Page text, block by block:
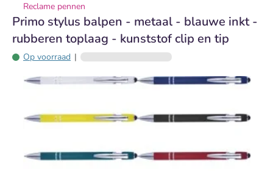
Reclame pennen
Primo stylus balpen - metaal - blauwe inkt -
rubberen toplaag - kunststof clip en tip
Op voorraad |